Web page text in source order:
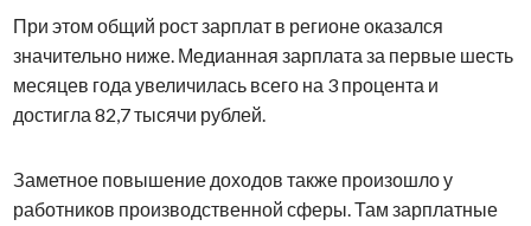
При этом общий рост зарплат в регионе оказался
значительно ниже. Медианная зарплата за первые шесть
месяцев года увеличилась всего на 3 процента и
достигла 82,7 тысячи рублей.
Заметное повышение доходов также произошло у
работников производственной сферы. Там зарплатные